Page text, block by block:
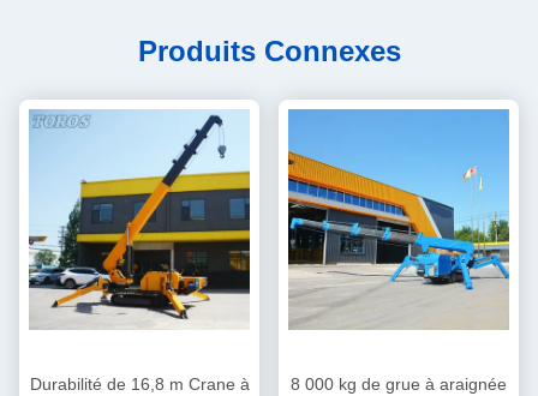
Produits Connexes
Durabilité de 16,8 m Crane à
8 000 kg de grue à araignée